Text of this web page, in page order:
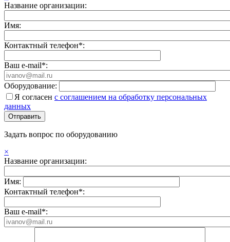
Название организации:
Имя:
Контактный телефон*:
Ваш e-mail*:
Оборудование:
Я согласен с соглашением на обработку персональных
данных
Задать вопрос по оборудованию
×
Название организации:
Имя:
Контактный телефон*:
Ваш e-mail*: